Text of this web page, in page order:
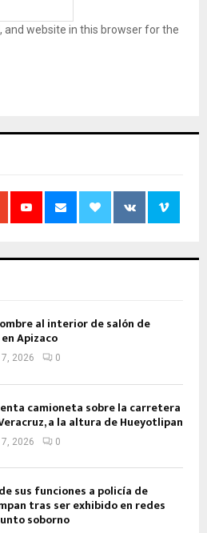
and website in this browser for the
al interior de salón de
Apizaco
2026 0
camioneta sobre la carretera
a la altura de Hueyotlipan
2026 0
sus funciones a policía de
tras ser exhibido en redes
soborno